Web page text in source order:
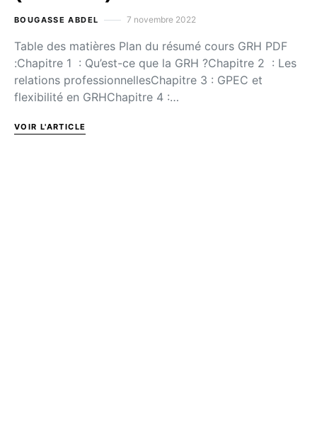
BOUGASSE ABDEL 7 novembre 2022
Table des matières Plan du résumé cours GRH PDF
:Chapitre 1 : Qu’est-ce que la GRH ?Chapitre 2 : Les
relations professionnellesChapitre 3 : GPEC et
flexibilité en GRHChapitre 4 :…
VOIR L'ARTICLE